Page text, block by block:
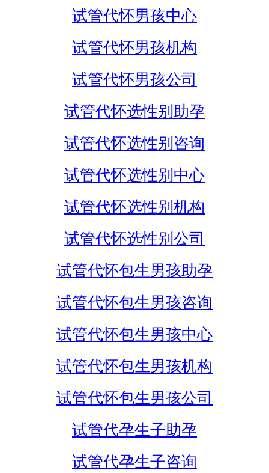
试管代怀男孩中心
试管代怀男孩机构
试管代怀男孩公司
试管代怀选性别助孕
试管代怀选性别咨询
试管代怀选性别中心
试管代怀选性别机构
试管代怀选性别公司
试管代怀包生男孩助孕
试管代怀包生男孩咨询
试管代怀包生男孩中心
试管代怀包生男孩机构
试管代怀包生男孩公司
试管代孕生子助孕
试管代孕生子咨询